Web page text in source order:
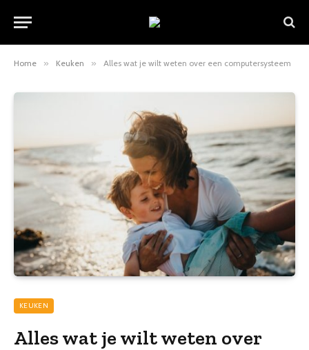
Home » Keuken » Alles wat je wilt weten over een computersysteem
KEUKEN
Alles wat je wilt weten over